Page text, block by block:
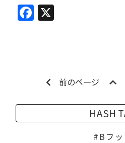
Facebook
前のページ
HASH
Bフッ